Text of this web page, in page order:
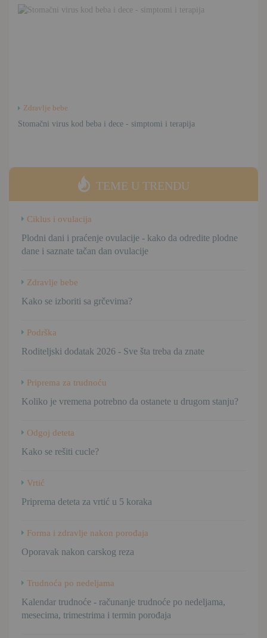
TEME U TRENDU
Ciklus i ovulacija
Plodni dani i praćenje ovulacije - kako da odredite plodne
dane i saznate tačan dan ovulacije
Zdravlje bebe
Kako se izboriti sa grčevima?
Podrška
Roditeljski dodatak 2026 - Sve šta treba da znate
Priprema za trudnoću
Koliko je vremena potrebno da ostanete u drugom stanju?
Odgoj deteta
Kako se rešiti cucle?
Vrtić
Priprema deteta za vrtić u 5 koraka
Forma i zdravlje nakon porođaja
Oporavak nakon carskog reza
Trudnoća po nedeljama
Kalendar trudnoće - računanje trudnoće po nedeljama,
mesecima, trimestrima i termin porođaja
Zdravlje bebe
Stomačni virus kod beba i dece - simptomi i terapija